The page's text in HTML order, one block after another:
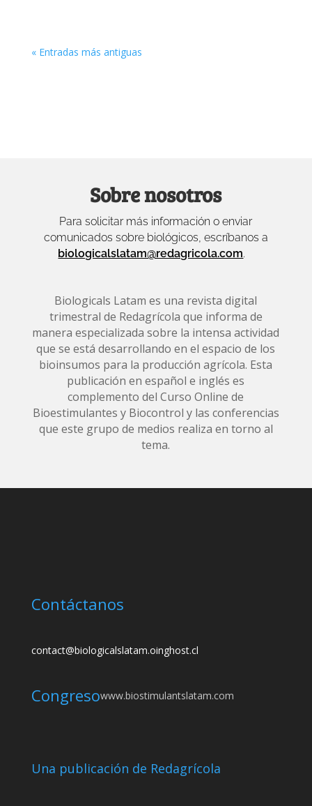
« Entradas más antiguas
Sobre nosotros
Para solicitar más información o enviar
comunicados sobre biológicos, escríbanos a
biologicalslatam@redagricola.com.
Biologicals Latam es una revista digital
trimestral de Redagrícola que informa de
manera especializada sobre la intensa actividad
que se está desarrollando en el espacio de los
bioinsumos para la producción agrícola. Esta
publicación en español e inglés es
complemento del Curso Online de
Bioestimulantes y Biocontrol y las conferencias
que este grupo de medios realiza en torno al
tema.
Contáctanos
contact@biologicalslatam.oinghost.cl
Congresowww.biostimulantslatam.com
Una publicación de Redagrícola